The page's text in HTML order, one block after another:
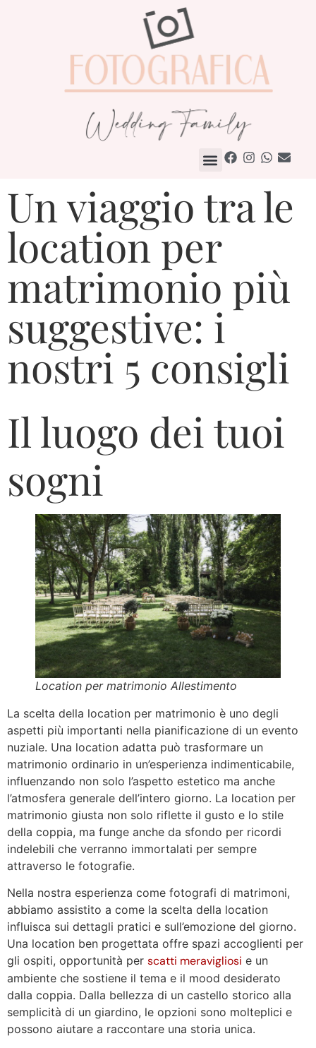
Un viaggio tra le
location per
matrimonio più
suggestive: i
nostri 5 consigli
Il luogo dei tuoi
sogni
Location per matrimonio Allestimento
La scelta della location per matrimonio è uno degli
aspetti più importanti nella pianificazione di un evento
nuziale. Una location adatta può trasformare un
matrimonio ordinario in un’esperienza indimenticabile,
influenzando non solo l’aspetto estetico ma anche
l’atmosfera generale dell’intero giorno. La location per
matrimonio giusta non solo riflette il gusto e lo stile
della coppia, ma funge anche da sfondo per ricordi
indelebili che verranno immortalati per sempre
attraverso le fotografie.
Nella nostra esperienza come fotografi di matrimoni,
abbiamo assistito a come la scelta della location
influisca sui dettagli pratici e sull’emozione del giorno.
Una location ben progettata offre spazi accoglienti per
gli ospiti, opportunità per scatti meravigliosi e un
ambiente che sostiene il tema e il mood desiderato
dalla coppia. Dalla bellezza di un castello storico alla
semplicità di un giardino, le opzioni sono molteplici e
possono aiutare a raccontare una storia unica.